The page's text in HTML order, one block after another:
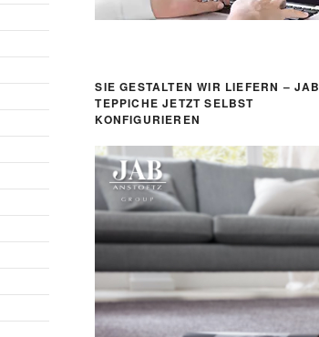
SIE GESTALTEN WIR LIEFERN – JAB
TEPPICHE JETZT SELBST
KONFIGURIEREN